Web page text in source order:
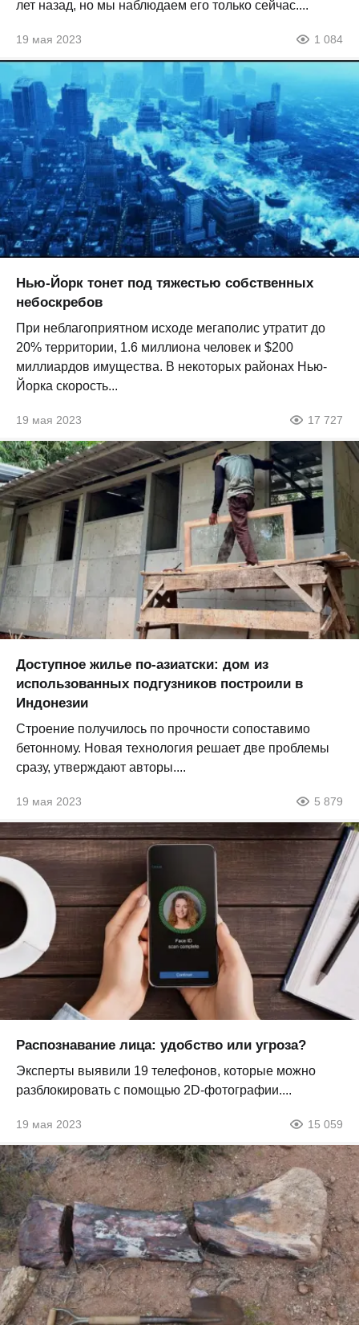
лет назад, но мы наблюдаем его только сейчас....
19 мая 2023 1 084
Нью-Йорк тонет под тяжестью собственных
небоскребов
При неблагоприятном исходе мегаполис утратит до
20% территории, 1.6 миллиона человек и $200
миллиардов имущества. В некоторых районах Нью-
Йорка скорость...
19 мая 2023 17 727
Доступное жилье по-азиатски: дом из
использованных подгузников построили в
Индонезии
Строение получилось по прочности сопоставимо
бетонному. Новая технология решает две проблемы
сразу, утверждают авторы....
19 мая 2023 5 879
Распознавание лица: удобство или угроза?
Эксперты выявили 19 телефонов, которые можно
разблокировать с помощью 2D-фотографии....
19 мая 2023 15 059